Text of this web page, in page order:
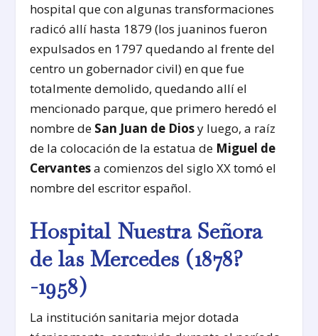
hospital que con algunas transformaciones
radicó allí hasta 1879 (los juaninos fueron
expulsados en 1797 quedando al frente del
centro un gobernador civil) en que fue
totalmente demolido, quedando allí el
mencionado parque, que primero heredó el
nombre de San Juan de Diosy luego, a raíz
de la colocación de la estatua de Miguel de
Cervantesa comienzos del siglo XX tomó el
nombre del escritor español.
Hospital Nuestra Señora
de las Mercedes (1878?
-1958)
La institución sanitaria mejor dotada